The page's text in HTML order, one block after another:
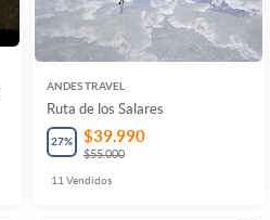
ANDES TRAVEL
Ruta de los Salares
27% $39.990
$55.000
11 Vendidos